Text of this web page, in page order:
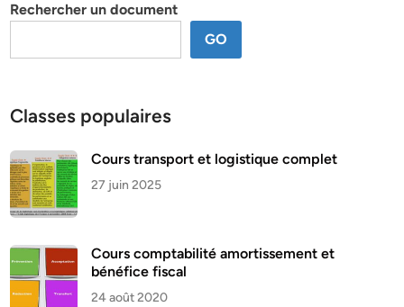
Rechercher un document
GO
Classes populaires
Cours transport et logistique complet
27 juin 2025
Cours comptabilité amortissement et
bénéfice fiscal
24 août 2020